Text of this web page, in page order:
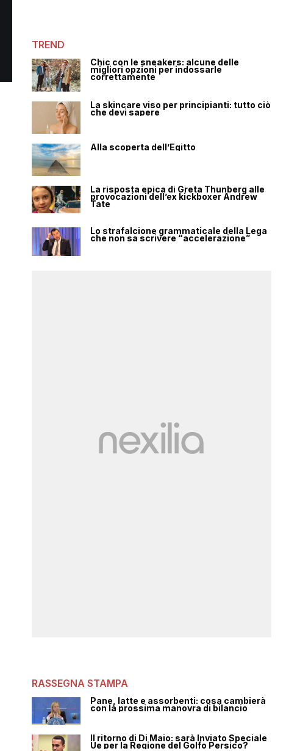
TREND
Chic con le sneakers: alcune delle
migliori opzioni per indossarle
correttamente
La skincare viso per principianti: tutto ciò
che devi sapere
Alla scoperta dell’Egitto
La risposta epica di Greta Thunberg alle
provocazioni dell’ex kickboxer Andrew
Tate
Lo strafalcione grammaticale della Lega
che non sa scrivere “accelerazione”
RASSEGNA STAMPA
Pane, latte e assorbenti: cosa cambierà
con la prossima manovra di bilancio
Il ritorno di Di Maio: sarà Inviato Speciale
Ue per la Regione del Golfo Persico?